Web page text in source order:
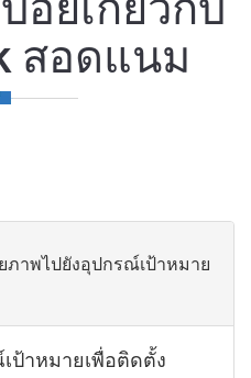
สอดแนม
ภาพไปยังอุปกรณ์เป้าหมาย
ป้าหมายเพื่อติดตั้ง